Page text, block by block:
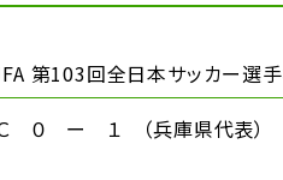
第103回全日本サッカー選
Ｃ ０ ー １ （兵庫県代表）